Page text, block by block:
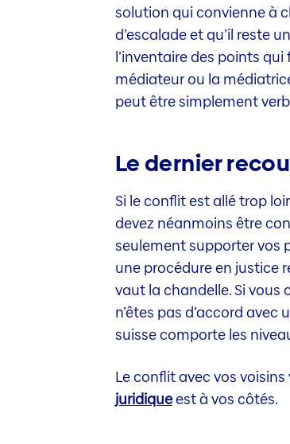
solution qui convienne à
d’escalade et qu’il reste
l’inventaire des points
médiateur ou la
peut être simplement
Le dernier
Si le conflit est allé trop
devez néanmoins être
seulement supporter vos
une procédure en justice
vaut la chandelle. Si vous
n’êtes pas d’accord
suisse comporte les
Le conflit avec vos
juridiqueest à vos côtés.